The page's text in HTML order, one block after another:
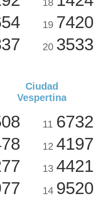
18
19 7420
20 3533
Ciudad
Vespertina
11 6732
12 4197
13 4421
14 9520